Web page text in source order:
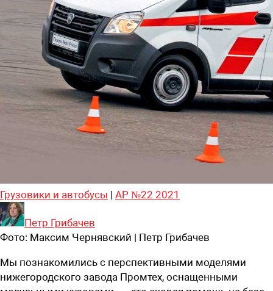
Грузовики и автобусы | АР №22 2021
Петр Грибачев
Фото: Максим Чернявский | Петр Грибачев
Мы познакомились с перспективными моделями
нижегородского завода Промтех, оснащенными